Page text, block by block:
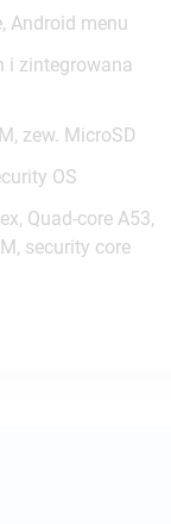
Android menu
i zintegrowana
zew. MicroSD
OS
Quad-core A53,
security core